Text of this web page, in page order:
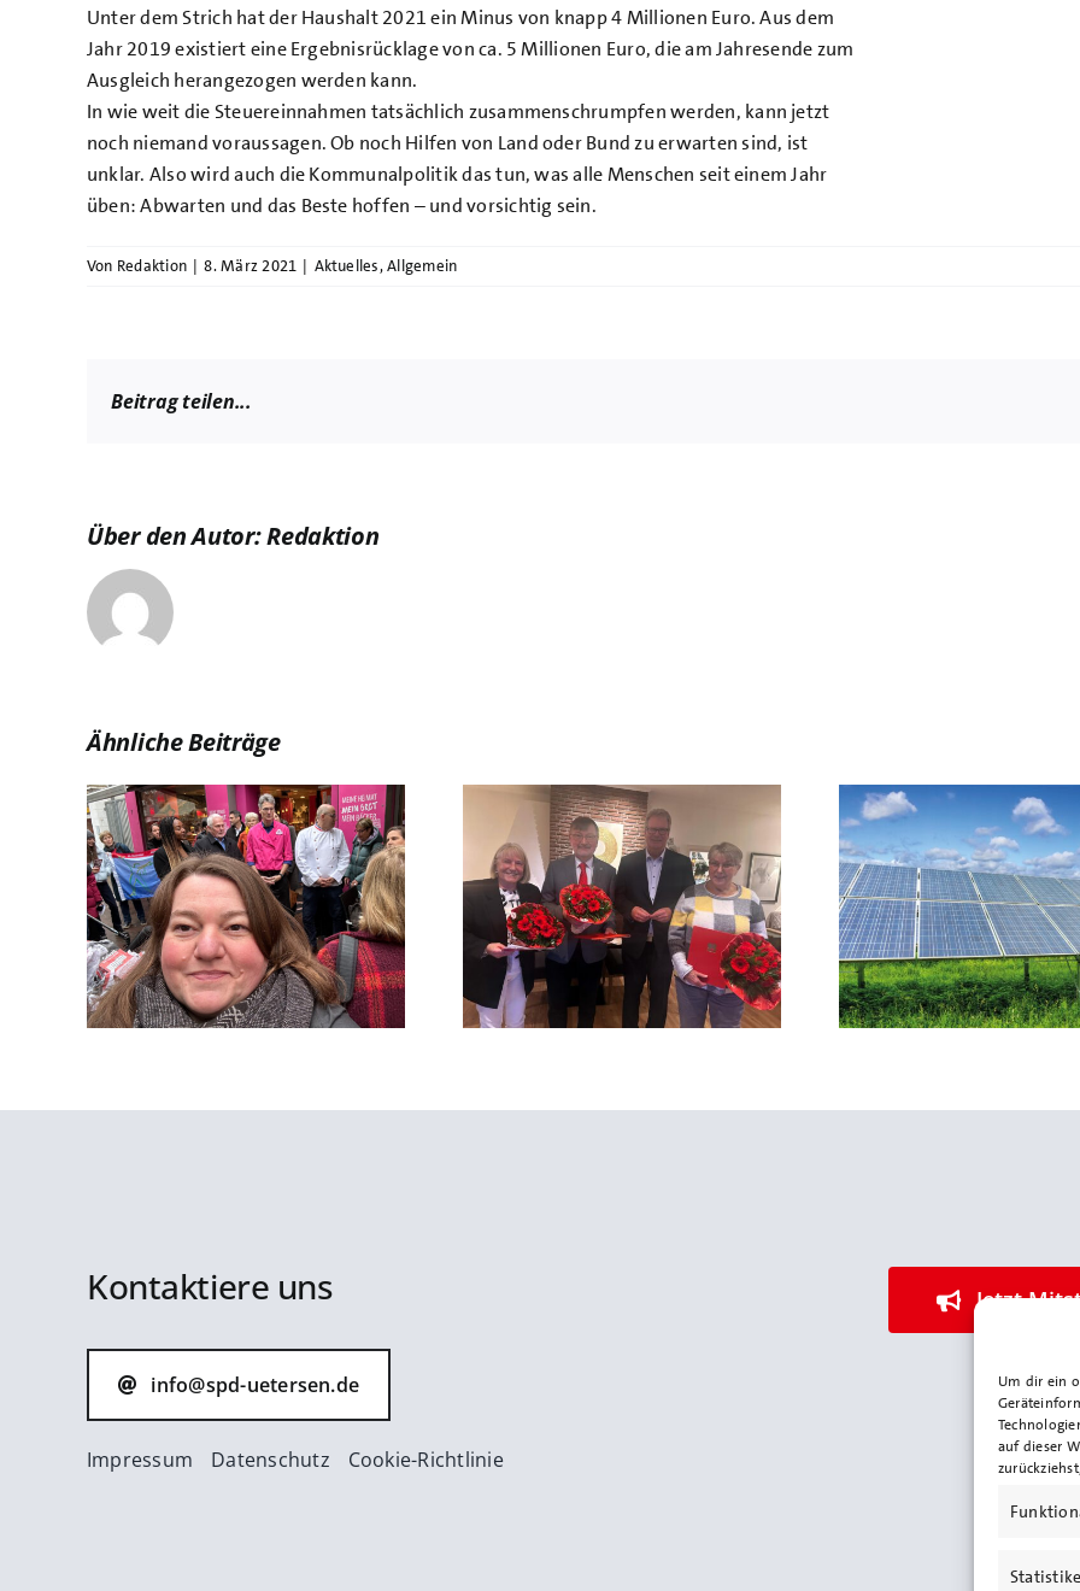
Um dir ein
auf dieser
Unter dem Strich hat der Haushalt 2021 ein Minus von knapp 4 Millionen Euro. Aus dem
Jahr 2019 existiert eine Ergebnisrücklage von ca. 5 Millionen Euro, die am Jahresende zum
Ausgleich herangezogen werden kann.
In wie weit die Steuereinnahmen tatsächlich zusammenschrumpfen werden, kann jetzt
noch niemand voraussagen. Ob noch Hilfen von Land oder Bund zu erwarten sind, ist
unklar. Also wird auch die Kommunalpolitik das tun, was alle Menschen seit einem Jahr
üben: Abwarten und das Beste hoffen – und vorsichtig sein.
Von Redaktion | 8. März 2021 | Aktuelles,Allgemein
Beitrag teilen...
Über den Autor:Redaktion
Ähnliche Beiträge
Zusammen 140 Jahre –
Jubilarehrung!
Photovoltaik, Batterie- und
Wasserstoffspeicher sowie
Wärmepumpe: Stadt soll
Nutzung Erneuerbarer
Energien prüfen
Save the Date:
Das
Kontaktiere uns
info@spd-uetersen.de
Jetzt
Impressum Datenschutz Cookie-Richtlinie